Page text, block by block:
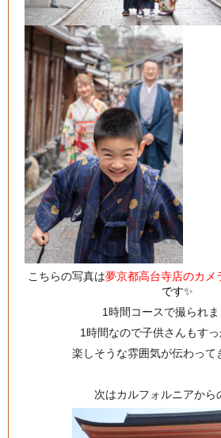
こちらの写真は夢京都高台寺店のカメ
です✨
1時間コースで撮られ
1時間なので子供さんもす
楽しそうな雰囲気が伝わっ
次はカルフォルニアから